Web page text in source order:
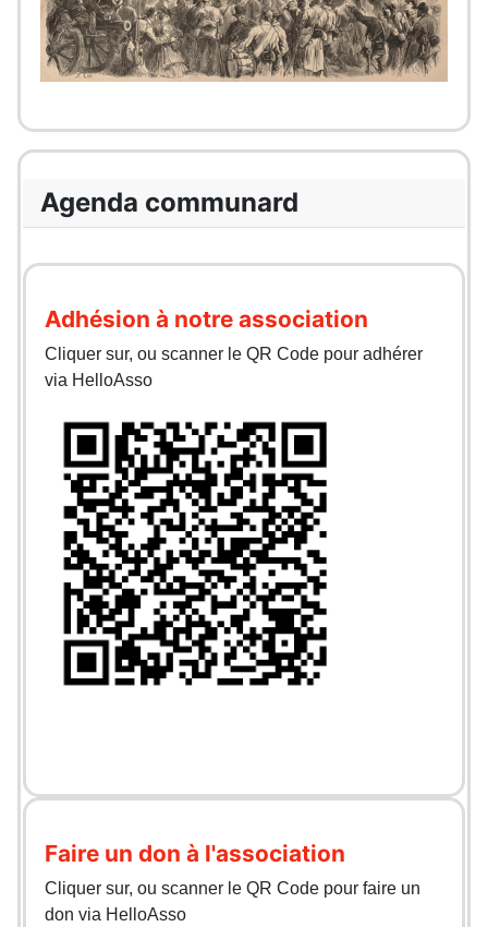
Agenda communard
Adhésion à notre association
Cliquer sur, ou scanner le QR Code pour adhérer
via HelloAsso
Faire un don à l'association
Cliquer sur, ou scanner le QR Code pour faire un
don via HelloAsso